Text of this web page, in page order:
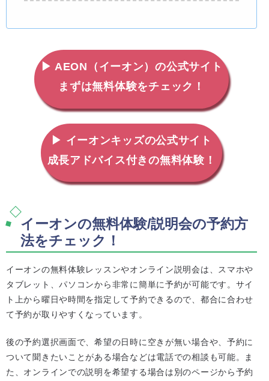
▶ AEON（イーオン）の公式サイト
まずは無料体験をチェック！
▶ イーオンキッズの公式サイト
成長アドバイス付きの無料体験！
イーオンの無料体験/説明会の予約方
法をチェック！
イーオンの無料体験レッスンやオンライン説明会は、スマホや
タブレット、パソコンから非常に簡単に予約が可能です。サイ
ト上から曜日や時間を指定して予約できるので、都合に合わせ
て予約が取りやすくなっています。
後の予約選択画面で、希望の日時に空きが無い場合や、予約に
ついて聞きたいことがある場合などは電話での相談も可能。ま
た、オンラインでの説明を希望する場合は別のページから予約